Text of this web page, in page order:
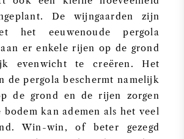
De wijngaarden zijn
het eeuwenoude pergola
er enkele rijen op de grond
evenwicht te creëren. Het
de pergola beschermt namelijk
de grond en de rijen zorgen
kan ademen als het veel
Win-win, of beter gezegd